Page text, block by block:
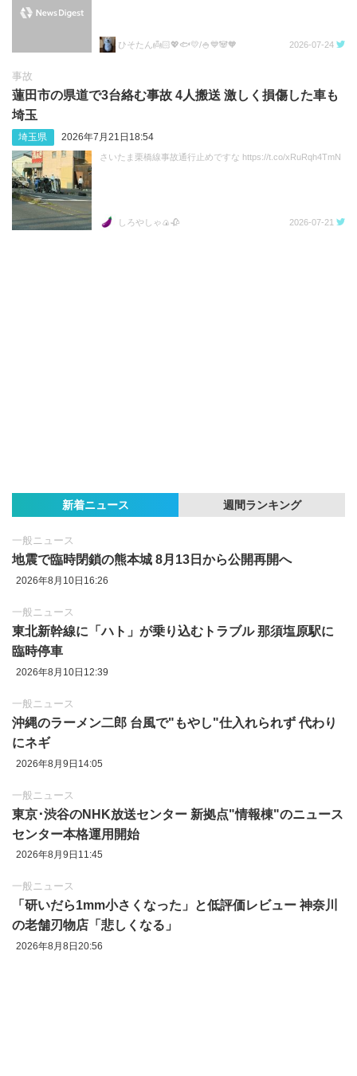
ひそたん👼🏻💖🐟️💛/🍚💙🐼🧡 2026-07-24
事故
蓮田市の県道で3台絡む事故 4人搬送 激しく損傷した車も
埼玉
埼玉県 2026年7月21日18:54
さいたま栗橋線事故通行止めですな https://t.co/xRuRqh4TmN
しろやしゃ🍙🥀 2026-07-21
新着ニュース 週間ランキング
一般ニュース
地震で臨時閉鎖の熊本城 8月13日から公開再開へ
2026年8月10日16:26
一般ニュース
東北新幹線に「ハト」が乗り込むトラブル 那須塩原駅に
臨時停車
2026年8月10日12:39
一般ニュース
沖縄のラーメン二郎 台風で"もやし"仕入れられず 代わり
にネギ
2026年8月9日14:05
一般ニュース
東京‪･‬渋谷のNHK放送センター 新拠点"情報棟"のニュース
センター本格運用開始
2026年8月9日11:45
一般ニュース
「研いだら1mm小さくなった」と低評価レビュー 神奈川
の老舗刃物店「悲しくなる」
2026年8月8日20:56